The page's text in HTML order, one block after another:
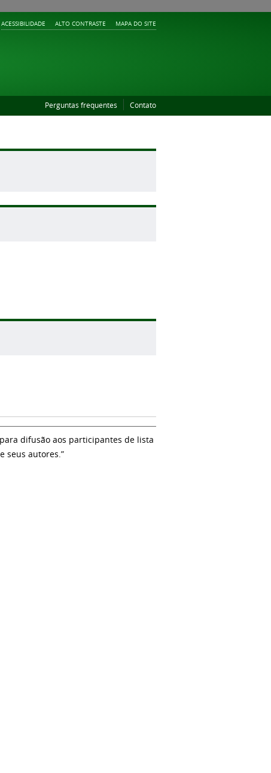
ACESSIBILIDADE ALTO CONTRASTE MAPA DO SITE
Perguntas frequentes Contato
difusão aos participantes de lista
seus autores.”